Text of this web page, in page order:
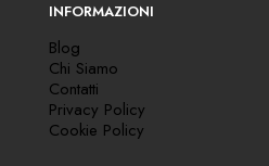
INFORMAZIONI
Blog
Chi Siamo
Contatti
Privacy Policy
Cookie Policy